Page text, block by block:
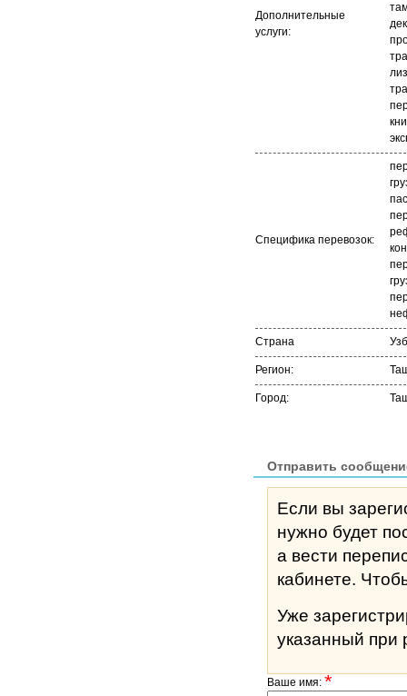
Дополнительные
услуги:
Специфика перевозок:
Страна
Регион:
Город:
Отправить
Если вы
нужно будет
а вести
Уже
указанный при
Ваше имя:*